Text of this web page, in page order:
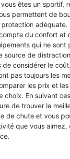
êtes un sportif,
permettent de
adéquate.
du confort et
qui ne sont
source de
de considérer le
pas toujours les
les prix et
choix. En suivant
de trouver le
de chute et vous
que vous